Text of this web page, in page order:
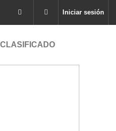
Iniciar sesión